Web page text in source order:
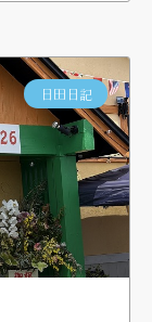
日田日記